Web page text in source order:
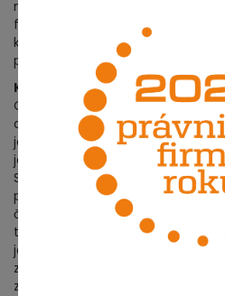
napsán tak, aby byl
funkčnosti ověřovatel pracuje
kontextem (např. omezujícími
potřebnou množinu tzv. unit testů.
Kdo je ověřovatelem?
Ověřovatelem by měla být
dostatečné zkušenosti s
jeho nakládáním, čitelností, a to
je jeho původcem a v
Současně by tato osoba
pojištěna pro případ
činnosti by měl být jednoznačně
tak aby výsledek v podobě
jednoznačnou odpověď
zdrojový kód uložený
zabezpečí kontinuální servis a